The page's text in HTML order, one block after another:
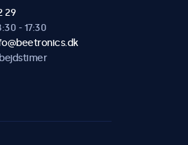
29
- 17:30